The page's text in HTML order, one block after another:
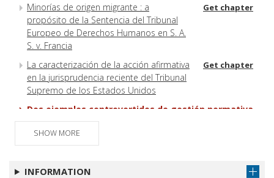
Minorías de origen migrante : a
propósito de la Sentencia del Tribunal
Europeo de Derechos Humanos en S. A.
S. v. Francia
Get chapter
La caracterización de la acción afirmativa
en la jurisprudencia reciente del Tribunal
Supremo de los Estados Unidos
Get chapter
Dos ejemplos controvertidos de gestión normativa
de la diversidad en el ámbito de extranjería :
poligamia y matrimonio forzado
SHOW MORE
INFORMATION